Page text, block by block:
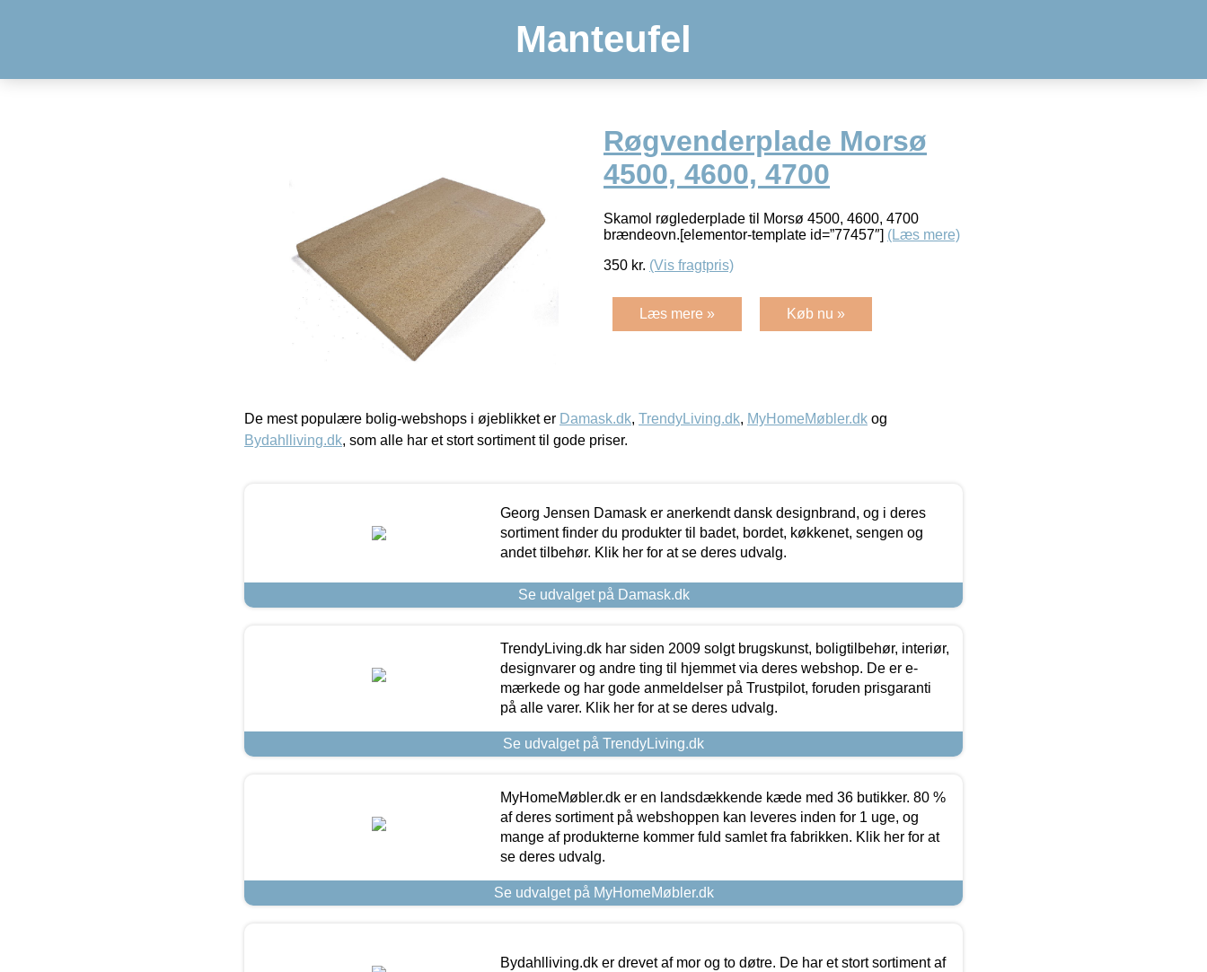
Manteufel
Røgvenderplade Morsø
4500, 4600, 4700
Skamol røglederplade til Morsø 4500, 4600, 4700
brændeovn.[elementor-template id=”77457″] (Læs mere)
350 kr. (Vis fragtpris)
Læs mere » Køb nu »
De mest populære bolig-webshops i øjeblikket er Damask.dk, TrendyLiving.dk, MyHomeMøbler.dk og
Bydahlliving.dk, som alle har et stort sortiment til gode priser.
Georg Jensen Damask er anerkendt dansk designbrand, og i deres
sortiment finder du produkter til badet, bordet, køkkenet, sengen og
andet tilbehør. Klik her for at se deres udvalg.
Se udvalget på Damask.dk
TrendyLiving.dk har siden 2009 solgt brugskunst, boligtilbehør, interiør,
designvarer og andre ting til hjemmet via deres webshop. De er e-
mærkede og har gode anmeldelser på Trustpilot, foruden prisgaranti
på alle varer. Klik her for at se deres udvalg.
Se udvalget på TrendyLiving.dk
MyHomeMøbler.dk er en landsdækkende kæde med 36 butikker. 80 %
af deres sortiment på webshoppen kan leveres inden for 1 uge, og
mange af produkterne kommer fuld samlet fra fabrikken. Klik her for at
se deres udvalg.
Se udvalget på MyHomeMøbler.dk
Bydahlliving.dk er drevet af mor og to døtre. De har et stort sortiment af